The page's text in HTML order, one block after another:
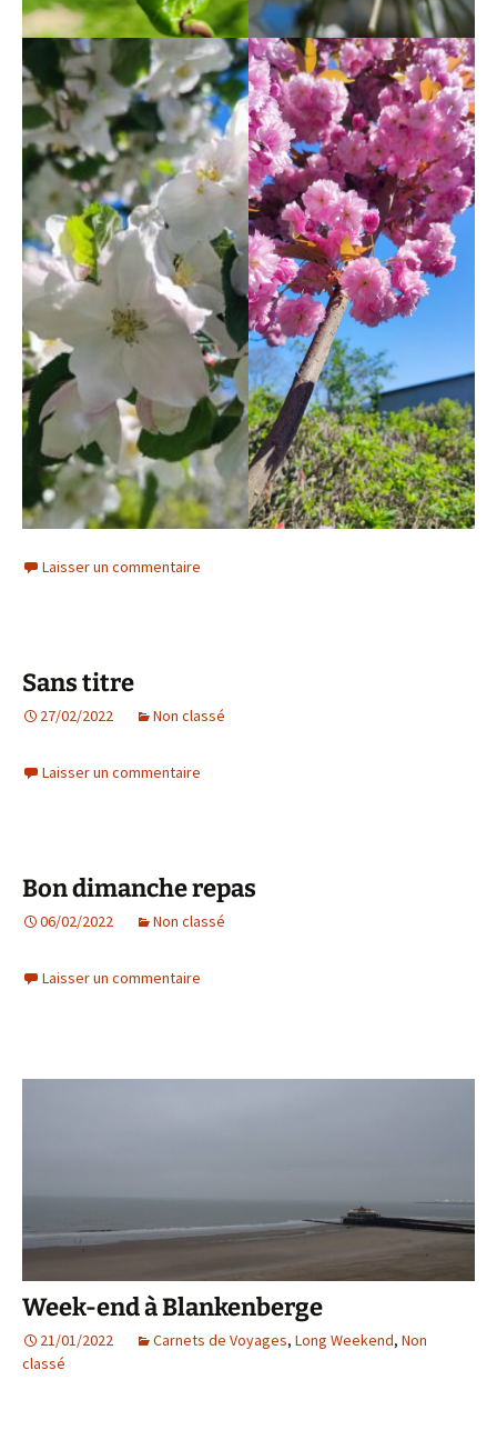
Laisser un commentaire
Sans titre
27/02/2022 Non classé
Laisser un commentaire
Bon dimanche repas
06/02/2022 Non classé
Laisser un commentaire
Week-end à Blankenberge
21/01/2022 Carnets de Voyages, Long Weekend, Non
classé